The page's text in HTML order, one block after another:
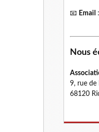
📧 Email :
Nous
9, rue de
68120